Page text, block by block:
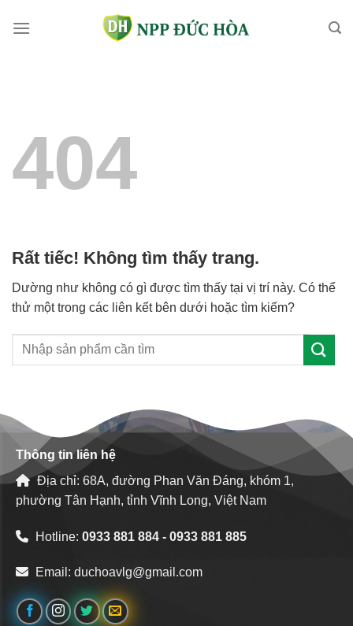
qua
404
Rất tiếc! Không tìm thấy trang.
Dường như không có gì được tìm thấy tại vị trí này. Có thể
thử một trong các liên kết bên dưới hoặc tìm kiếm?
Thông tin liên hệ
Địa chỉ: 68A, đường Phan Văn Đáng, khóm 1,
phường Tân Hạnh, tỉnh Vĩnh Long, Việt Nam
Hotline: 0933 881 884 - 0933 881 885
Email: duchoavlg@gmail.com